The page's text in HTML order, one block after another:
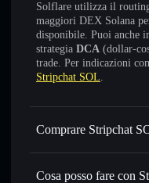
Solflare utilizza il
maggiori DEX Solana
disponibile. Puoi anche
strategia DCA (dollar-
trade. Per indicazioni
Stripchat SOL.
Comprare Stripchat
Stripchat SOL non è
Cosa posso fare con